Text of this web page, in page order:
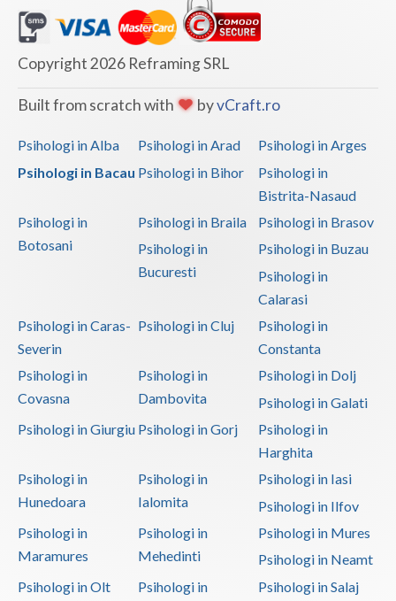
Copyright 2026 Reframing SRL
Built from scratch with byvCraft.ro
Psihologi in Alba Psihologi in Arad
Psihologi in Arges
Psihologi in Bacau Psihologi in Bihor
Psihologi in
Bistrita-Nasaud
Psihologi in
Botosani
Psihologi in Braila
Psihologi in Brasov
Psihologi in
Bucuresti
Psihologi in Buzau
Psihologi in
Calarasi
Psihologi in Caras-
Severin
Psihologi in Cluj
Psihologi in
Constanta
Psihologi in
Covasna
Psihologi in
Dambovita
Psihologi in Dolj
Psihologi in Galati
Psihologi in Giurgiu Psihologi in Gorj
Psihologi in
Harghita
Psihologi in
Hunedoara
Psihologi in
Ialomita
Psihologi in Iasi
Psihologi in Ilfov
Psihologi in
Maramures
Psihologi in
Mehedinti
Psihologi in Mures
Psihologi in Neamt
Psihologi in Olt
Psihologi in
Psihologi in Salaj